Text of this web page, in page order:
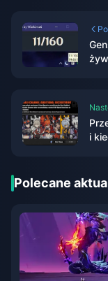
i
Polecane